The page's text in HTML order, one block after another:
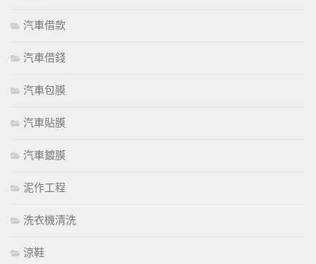
汽車借款
汽車借錢
汽車包膜
汽車貼膜
汽車鍍膜
泥作工程
洗衣機清洗
涼鞋